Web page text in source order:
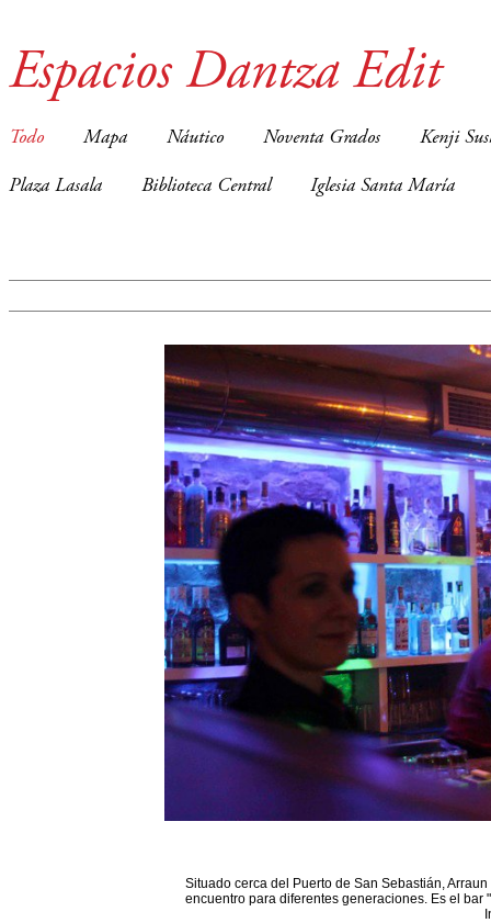
Espacios Dantza Edit
Todo Mapa Náutico Noventa Grados Kenji
Plaza Lasala Biblioteca Central Iglesia Santa María
Situado cerca del Puerto de San Sebastián,
encuentro para diferentes generaciones. Es el